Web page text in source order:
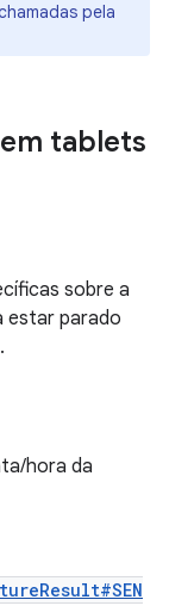
pela
tablets
sobre a
estar parado
hora da